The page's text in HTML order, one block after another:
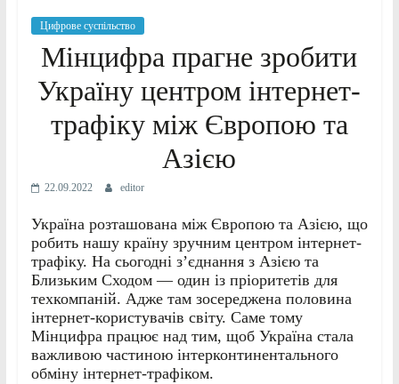
Цифрове суспільство
Мінцифра прагне зробити
Україну центром інтернет-
трафіку між Європою та
Азією
22.09.2022 editor
Україна розташована між Європою та Азією, що
робить нашу країну зручним центром інтернет-
трафіку. На сьогодні з’єднання з Азією та
Близьким Сходом — один із пріоритетів для
техкомпаній. Адже там зосереджена половина
інтернет-користувачів світу. Саме тому
Мінцифра працює над тим, щоб Україна стала
важливою частиною інтерконтинентального
обміну інтернет-трафіком.